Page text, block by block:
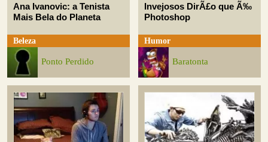
Ana Ivanovic: a Tenista
Mais Bela do Planeta
Beleza
Ponto Perdido
Invejosos DirÃ£o que Ã‰
Photoshop
Humor
Baratonta